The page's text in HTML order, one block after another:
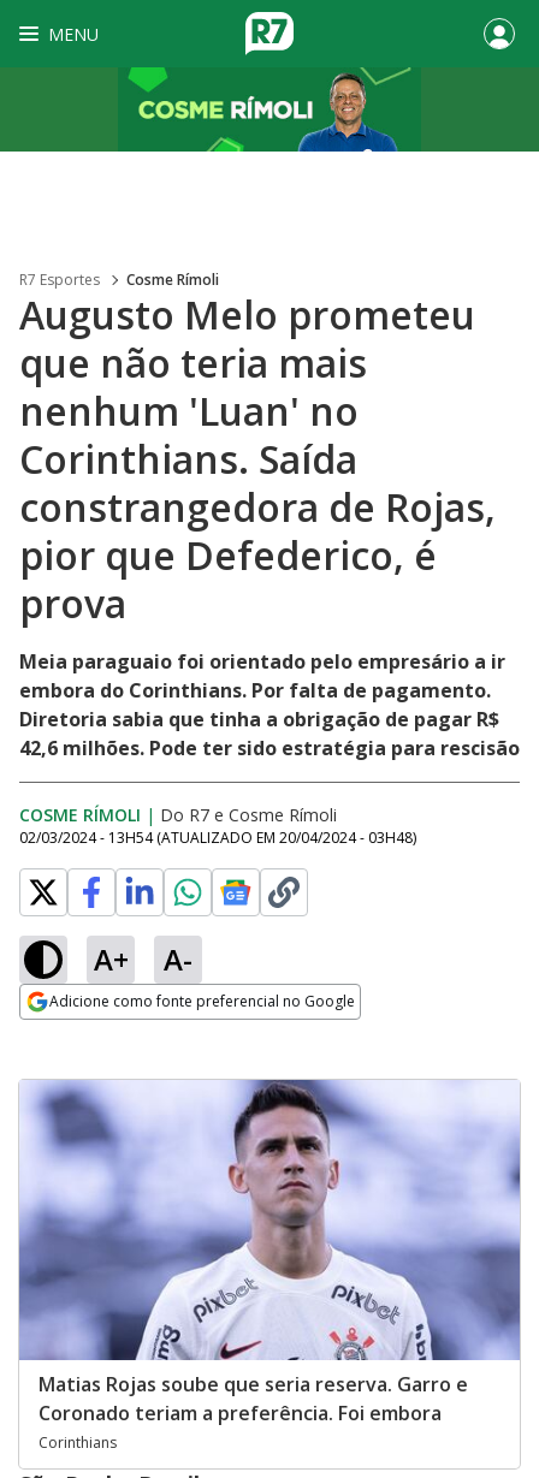
MENU
R7 Esportes Cosme Rímoli
Augusto Melo prometeu
que não teria mais
nenhum 'Luan' no
Corinthians. Saída
constrangedora de Rojas,
pior que Defederico, é
prova
Meia paraguaio foi orientado pelo empresário a ir
embora do Corinthians. Por falta de pagamento.
Diretoria sabia que tinha a obrigação de pagar R$
42,6 milhões. Pode ter sido estratégia para rescisão
COSME RÍMOLI | Do R7 e Cosme Rímoli
02/03/2024 - 13H54 (ATUALIZADO EM 20/04/2024 - 03H48)
A+ A-
Adicione como fonte preferencial no Google
Matias Rojas soube que seria reserva. Garro e
Coronado teriam a preferência. Foi embora
Corinthians